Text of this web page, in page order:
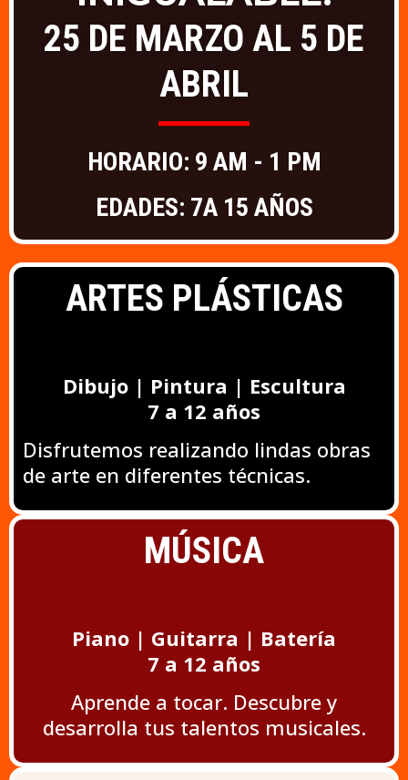
25 DE MARZO AL 5 DE
ABRIL
HORARIO: 9 AM - 1 PM
EDADES: 7A 15 AÑOS
ARTES PLÁSTICAS
Dibujo | Pintura | Escultura
7 a 12 años
Disfrutemos realizando lindas obras
de arte en diferentes técnicas.
MÚSICA
Piano | Guitarra | Batería
7 a 12 años
Aprende a tocar. Descubre y
desarrolla tus talentos musicales.